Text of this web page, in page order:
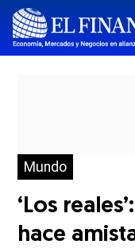
Mundo
‘Los
hace